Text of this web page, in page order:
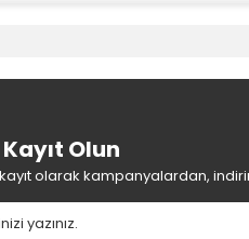
kalitesiz, bozuk veya
hatalar bulunuyor.
diğer sitelerden daha pahalı.
benzer farklı alternatifler olmalı.
Olun
olarak kampanyalardan,